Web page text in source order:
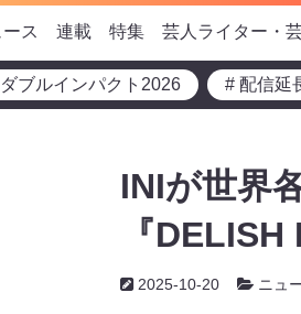
ス 連載 特集 芸人ライター・
ブルインパクト2026 # 配信延
INIが世界
『
2025-10-20 ニュ